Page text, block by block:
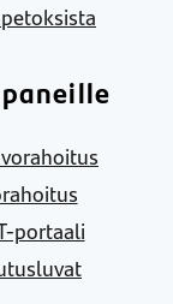
portaali